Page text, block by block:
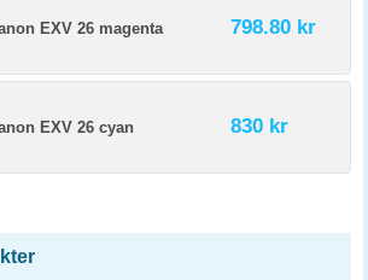
EXV 26 magenta 798.80 kr
EXV 26 cyan 830 kr